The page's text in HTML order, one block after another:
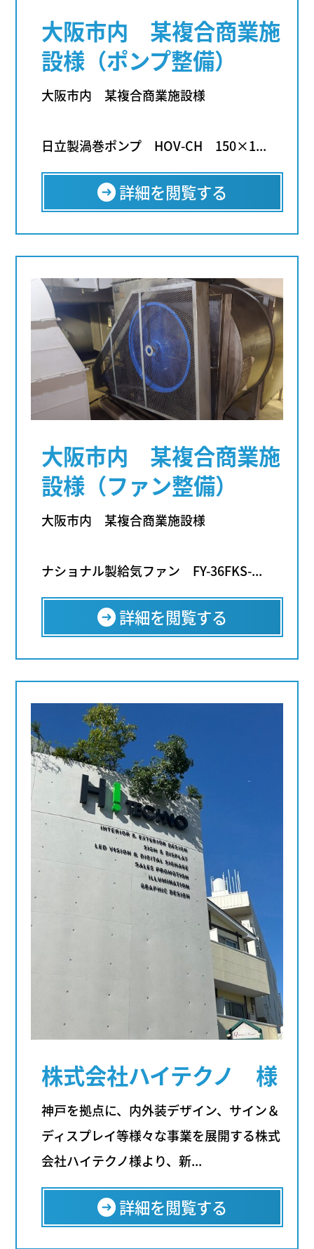
大阪市内 某複合商業施
設様（ポンプ整備）
大阪市内 某複合商業施設様
日立製渦巻ポンプ HOV-CH 150×1...
詳細を閲覧する
大阪市内 某複合商業施
設様（ファン整備）
大阪市内 某複合商業施設様
ナショナル製給気ファン FY-36FKS-...
詳細を閲覧する
株式会社ハイテクノ 様
神戸を拠点に、内外装デザイン、サイン＆
ディスプレイ等様々な事業を展開する株式
会社ハイテクノ様より、新...
詳細を閲覧する